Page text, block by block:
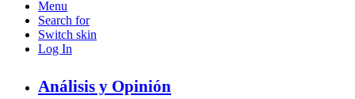
Menu
Search for
Switch skin
Log In
Análisis y Opinión